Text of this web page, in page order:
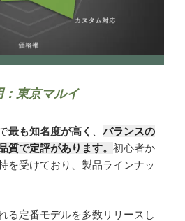
：東京マルイ
最も知名度が高く 、バランスの
質で定評があります。 初心者か
を受けており、製品ラインナッ
る定番モデルを多数リリースし